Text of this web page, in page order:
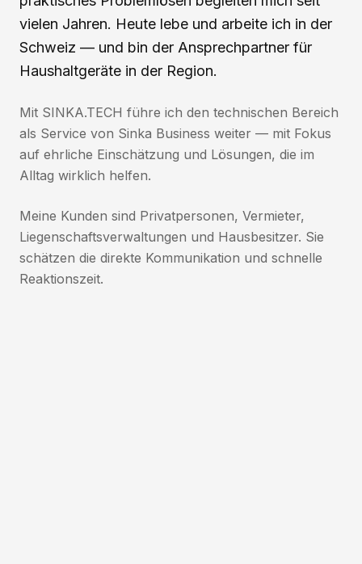
vielen Jahren. Heute lebe und arbeite ich in der
Schweiz — und bin der Ansprechpartner für
Haushaltgeräte in der Region.
Mit SINKA.TECH führe ich den technischen Bereich
als Service von Sinka Business weiter — mit Fokus
auf ehrliche Einschätzung und Lösungen, die im
Alltag wirklich helfen.
Meine Kunden sind Privatpersonen, Vermieter,
Liegenschaftsverwaltungen und Hausbesitzer. Sie
schätzen die direkte Kommunikation und schnelle
Reaktionszeit.